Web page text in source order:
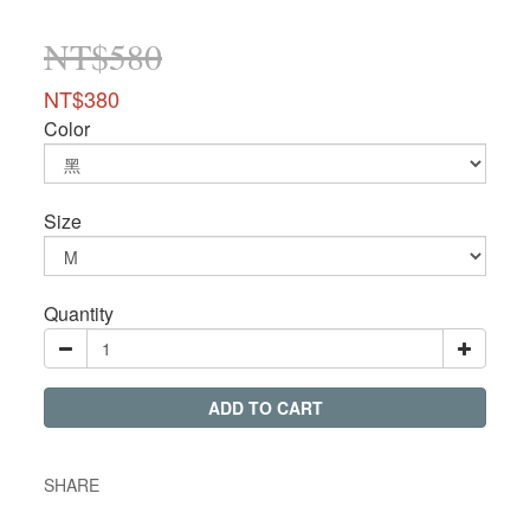
NT$580
NT$380
Color
Size
Quantity
ADD TO CART
SHARE